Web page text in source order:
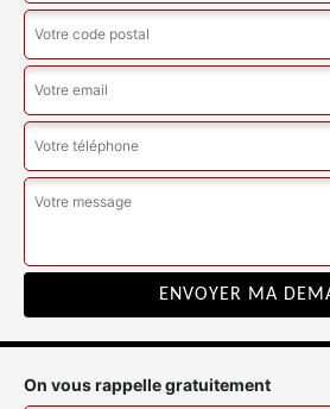
On vous rappelle gratuitement